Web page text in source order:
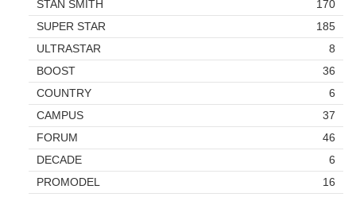
STAN SMITH
170
SUPER STAR
185
ULTRASTAR
8
BOOST
36
COUNTRY
6
CAMPUS
37
FORUM
46
DECADE
6
PROMODEL
16